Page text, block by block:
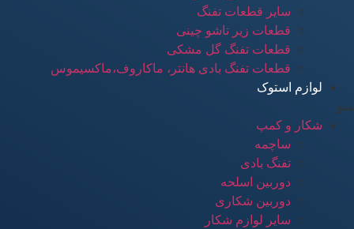
سایر قطعات تفنگ
قطعات زیر تاشو چینی
قطعات تفنگ گل مشکی
قطعات تفنگ بادی هانتر، ماکاروف،ماکسیموس
لوازم استوک
منو
شکار و کمپ
ساچمه
تفنگ بادی
دوربین اسلحه
دوربین شکاری
سایر لوازم شکار